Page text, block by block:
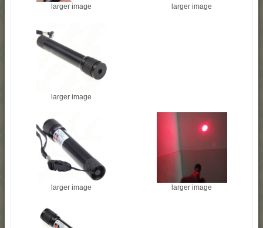
larger image larger image
larger image
larger image larger image